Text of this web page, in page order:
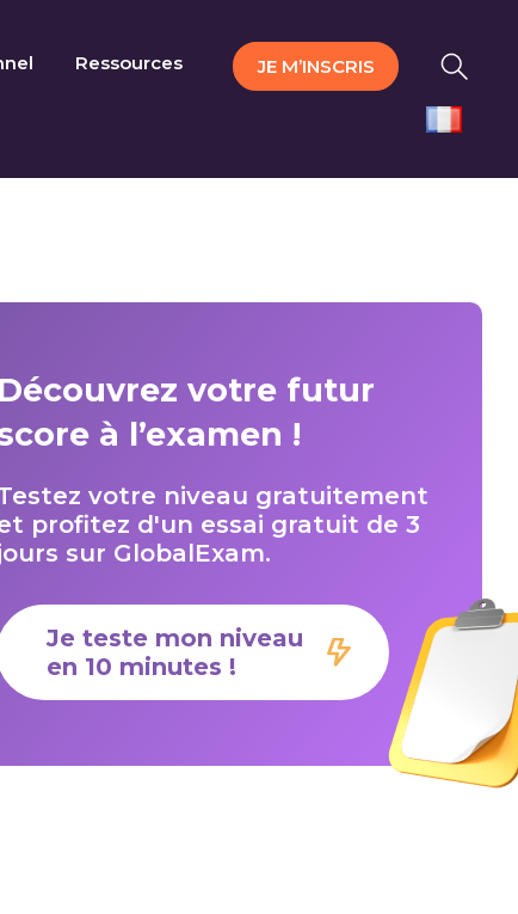
Ressources JE M’INSCRIS
Découvrez votre futur
à l’examen !
votre niveau gratuitement
profitez d'un essai gratuit de 3
sur GlobalExam.
Je teste mon niveau
en 10 minutes !